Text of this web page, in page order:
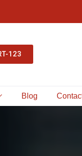
123
Blog